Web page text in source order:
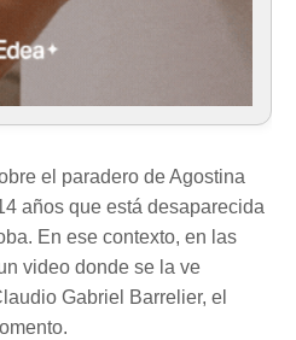
el paradero de Agostina
años que está desaparecida
En ese contexto, en las
video donde se la ve
Gabriel Barrelier, el